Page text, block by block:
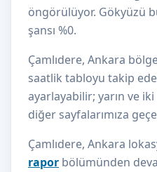
öngörülüyor. Gökyüzü
şansı %0.
Çamlıdere, Ankara
saatlik tabloyu takip
ayarlayabilir; yarın ve
diğer sayfalarımıza
Çamlıdere, Ankara
rapor bölümünden